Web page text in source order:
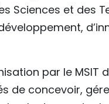
Sciences et des
par le MSIT
de concevoir,